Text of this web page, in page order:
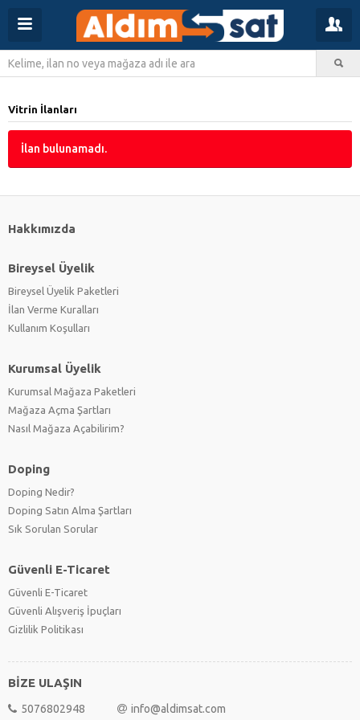
Vitrin İlanları
İlan bulunamadı.
Hakkımızda
Bireysel Üyelik
Bireysel Üyelik Paketleri
İlan Verme Kuralları
Kullanım Koşulları
Kurumsal Üyelik
Kurumsal Mağaza Paketleri
Mağaza Açma Şartları
Nasıl Mağaza Açabilirim?
Doping
Doping Nedir?
Doping Satın Alma Şartları
Sık Sorulan Sorular
Güvenli E-Ticaret
Güvenli E-Ticaret
Güvenli Alışveriş İpuçları
Gizlilik Politikası
BİZE ULAŞIN
5076802948 info@aldimsat.com